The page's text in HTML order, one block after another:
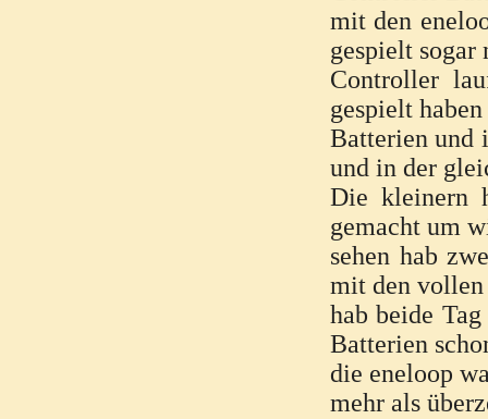
mit den
gespielt
Controller
gespielt
Batterien und
und in der
Die kleinern
gemacht um
sehen hab
mit den
hab beide
Batterien
die eneloop
mehr als